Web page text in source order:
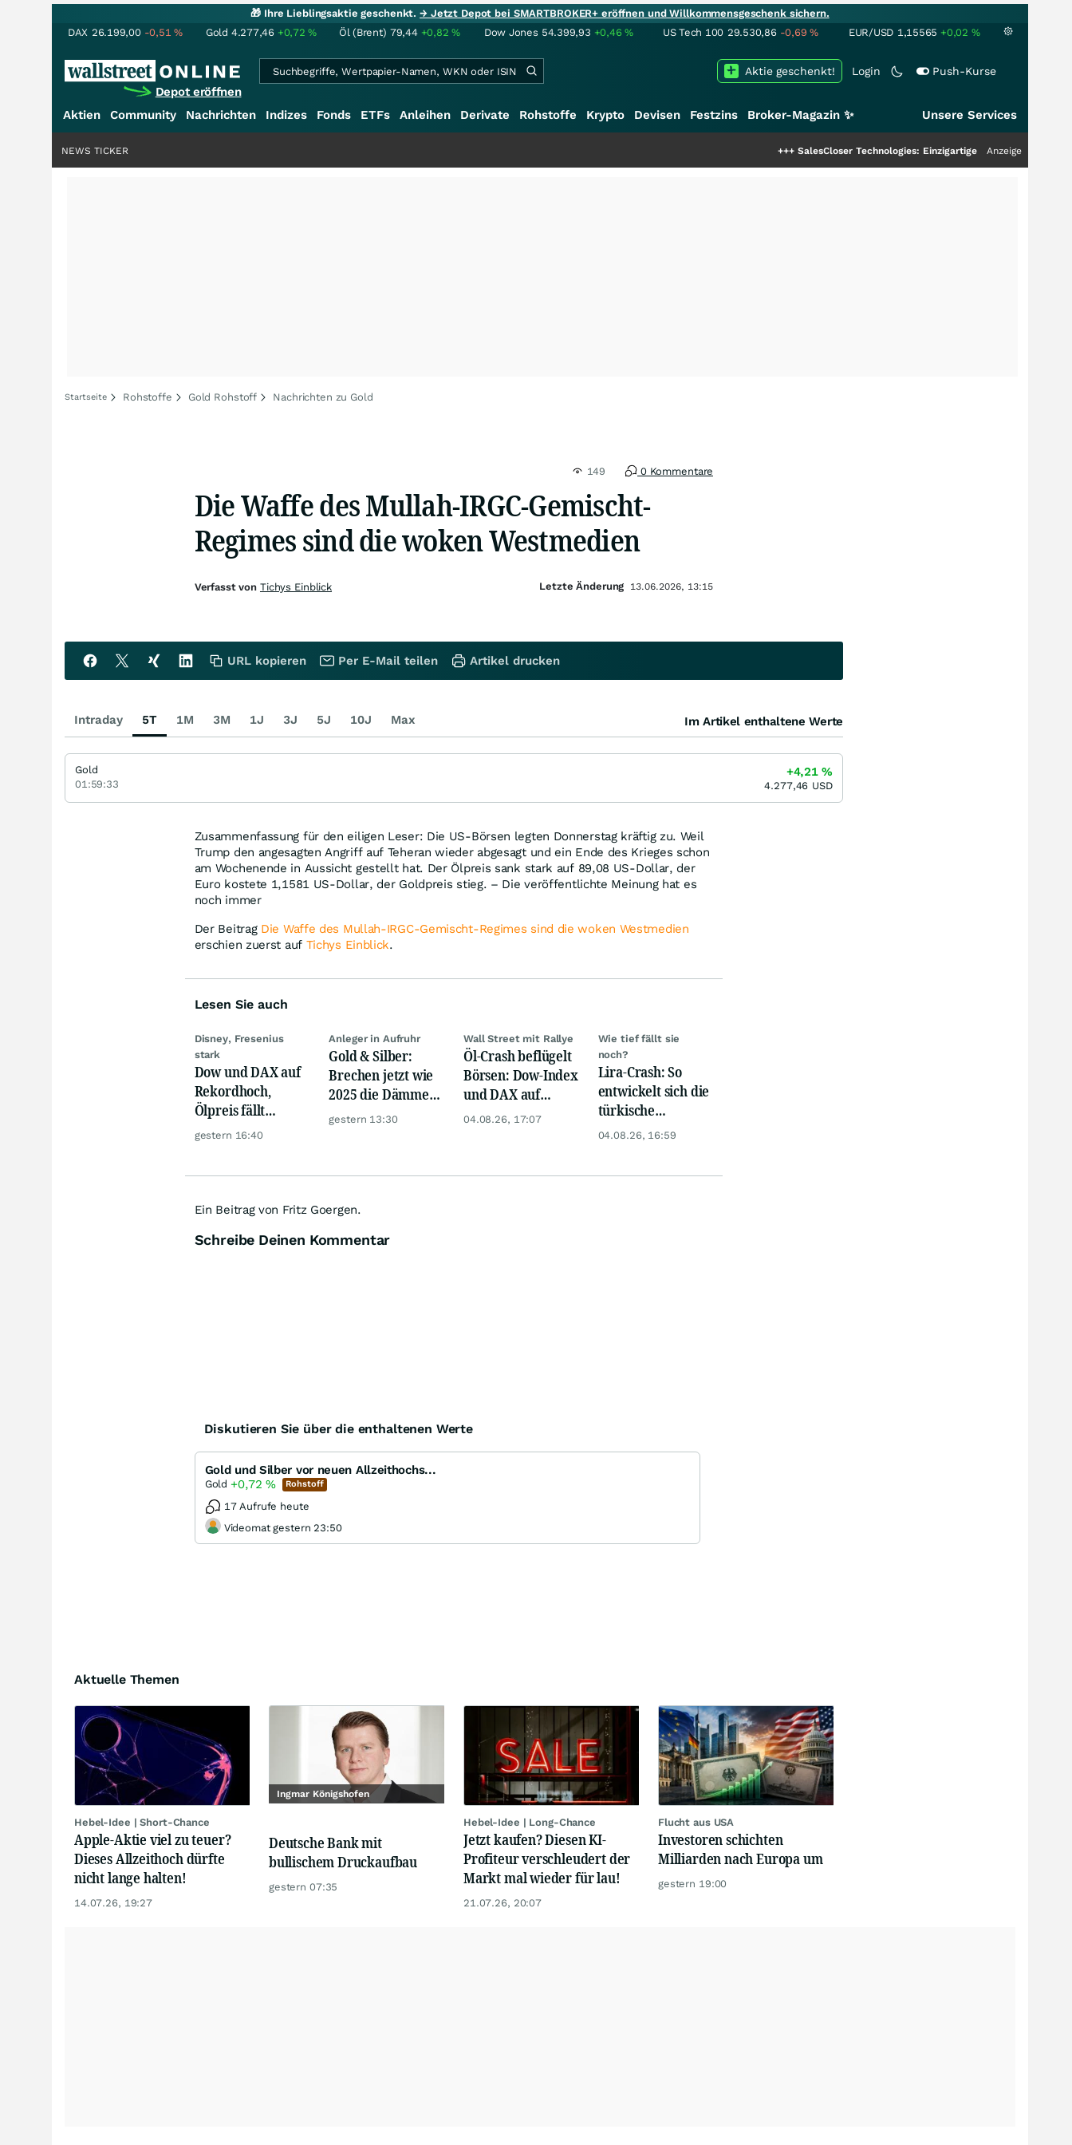
🎁 Ihre Lieblingsaktie geschenkt.→ Jetzt Depot bei SMARTBROKER+ eröffnen und Willkommensgeschenk sichern.
DAX 26.199,00 -0,51% Gold 4.277,46 +0,72% Öl (Brent) 79,44 +0,82% Dow Jones 54.399,93 +0,46% US Tech 100 29.530,86 -0,69% EUR/USD 1,15565 +0,02 %
Depot eröffnen
Login Push-Kurse
Aktie geschenkt!
Aktien Community Nachrichten Indizes Fonds ETFs Anleihen Derivate Rohstoffe Krypto Devisen Festzins Broker-Magazin ✨ Unsere Services
SalesCloser Technologies: Einzigartige Leistung zieht die Top-Dogs an!
Anzeige
NEWS TICKER
Startseite Rohstoffe Gold Rohstoff Nachrichten zu Gold
149 0 Kommentare
Die Waffe des Mullah-IRGC-Gemischt-
Regimes sind die woken Westmedien
Zusammenfassung für den eiligen Leser: Die US-Börsen legten Donnerstag kräftig zu. Weil
Trump den angesagten Angriff auf Teheran wieder abgesagt und ein Ende des Krieges schon
am Wochenende in Aussicht gestellt hat. Der Ölpreis sank stark auf 89,08 US-Dollar, der
Euro kostete 1,1581 US-Dollar, der Goldpreis stieg. – Die veröffentlichte Meinung hat es
noch immer
Der Beitrag Die Waffe des Mullah-IRGC-Gemischt-Regimes sind die woken Westmedien
erschien zuerst auf Tichys Einblick.
Lesen Sie auch
Disney, Fresenius
stark
Dow und DAX auf
Rekordhoch,
Ölpreis fällt
weiter, Gold legt
gestern 16:40
Anleger in Aufruhr
Gold & Silber:
Brechen jetzt wie
2025 die Dämme?
Minenaktien vor
gestern 13:30
Wall Street mit Rallye
Öl-Crash beflügelt
Börsen: Dow-Index
und DAX auf
Rekord, Gold zieht
04.08.26, 17:07
Wie tief fällt sie
noch?
Lira-Crash: So
entwickelt sich die
türkische
Währung bis
04.08.26, 16:59
Ein Beitrag von Fritz Goergen.
Schreibe Deinen Kommentar
Diskutieren Sie über die enthaltenen Werte
Gold und Silber vor neuen Allzeithochs...
Gold +0,72% Rohstoff
17 Aufrufe heute
Videomat gestern 23:50
Aktuelle Themen
Hebel-Idee | Short-Chance
Apple-Aktie viel zu teuer?
Dieses Allzeithoch dürfte
nicht lange halten!
14.07.26, 19:27
Ingmar Königshofen
Deutsche Bank mit
bullischem Druckaufbau
gestern 07:35
Hebel-Idee | Long-Chance
Jetzt kaufen? Diesen KI-
Profiteur verschleudert der
Markt mal wieder für lau!
21.07.26, 20:07
Flucht aus USA
Investoren schichten
Milliarden nach Europa um
gestern 19:00
Verfasst von Tichys Einblick Letzte Änderung 13.06.2026, 13:15
URL kopieren Per E-Mail teilen Artikel drucken
Intraday 5T 1M 3M 1J 3J 5J 10J Max Im Artikel enthaltene Werte
Gold
01:59:33
+4,21%
4.277,46 USD